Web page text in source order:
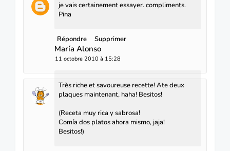
je vais certainement essayer. compliments.
Pina
Répondre Supprimer
María Alonso
11 octobre 2010 à 15:28
Très riche et savoureuse recette! Ate deux
plaques maintenant, haha! Besitos!
(Receta muy rica y sabrosa!
Comía dos platos ahora mismo, jaja!
Besitos!)